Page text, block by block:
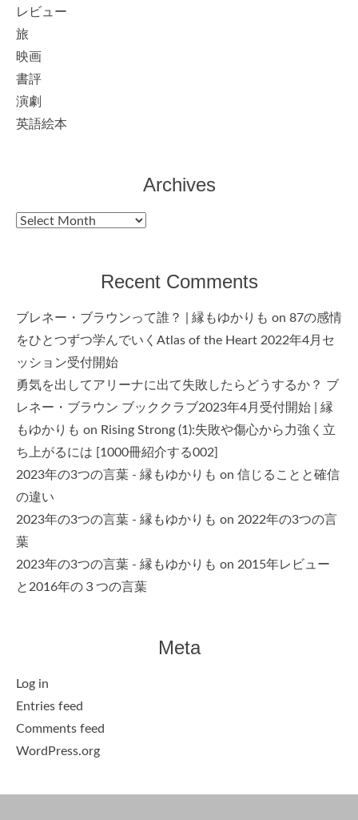
レビュー
旅
映画
書評
演劇
英語絵本
Archives
Archives
Recent Comments
ブレネー・ブラウンって誰？ | 縁もゆかりも on 87の感情
をひとつずつ学んでいくAtlas of the Heart 2022年4月セ
ッション受付開始
勇気を出してアリーナに出て失敗したらどうするか？ ブ
レネー・ブラウン ブッククラブ2023年4月受付開始 | 縁
もゆかりも on Rising Strong (1):失敗や傷心から力強く立
ち上がるには [1000冊紹介する002]
2023年の3つの言葉 - 縁もゆかりも on 信じることと確信
の違い
2023年の3つの言葉 - 縁もゆかりも on 2022年の3つの言
葉
2023年の3つの言葉 - 縁もゆかりも on 2015年レビュー
と2016年の３つの言葉
Meta
Log in
Entries feed
Comments feed
WordPress.org